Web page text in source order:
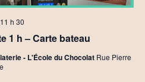
1 h – Carte bateau
11 h 30
- L'École du Chocolat Rue Pierre